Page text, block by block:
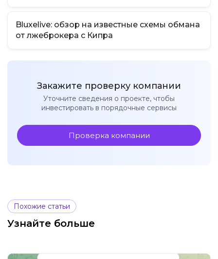
Bluxelive: обзор на известные схемы обмана
от лжеброкера с Кипра
Закажите проверку компании
Уточните сведения о проекте, чтобы
инвестировать в порядочные сервисы
Проверка компании
Похожие статьи
Узнайте больше